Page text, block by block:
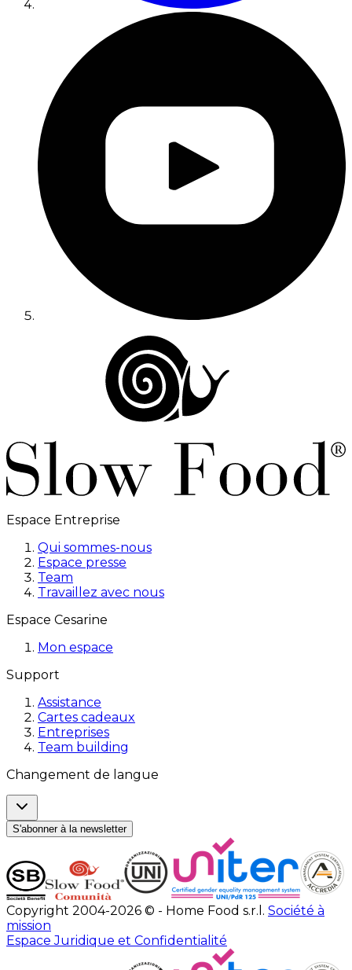
Espace Entreprise
Qui sommes-nous
Espace presse
Team
Travaillez avec nous
Espace Cesarine
Mon espace
Support
Assistance
Cartes cadeaux
Entreprises
Team building
Changement de langue
S'abonner à la newsletter
Copyright 2004-2026 © - Home Food s.r.l. Société à
mission
Espace Juridique et Confidentialité